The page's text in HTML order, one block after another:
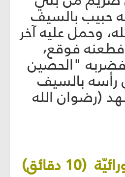
حبيب بالسيف
وحمل عليه آخر
فوقع،
"الحصين
بالسيف
(رضوان الله
دقائق)